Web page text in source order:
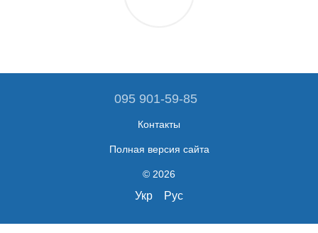
095 901-59-85
Контакты
Полная версия сайта
© 2026
Укр Рус